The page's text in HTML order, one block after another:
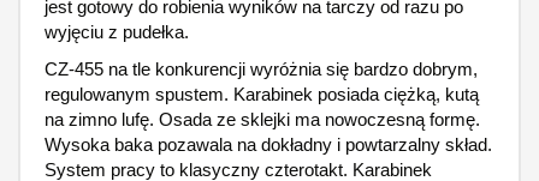
jest gotowy do robienia wyników na tarczy od razu po
wyjęciu z pudełka.
CZ-455 na tle konkurencji wyróżnia się bardzo dobrym,
regulowanym spustem. Karabinek posiada ciężką, kutą
na zimno lufę. Osada ze sklejki ma nowoczesną formę.
Wysoka baka pozawala na dokładny i powtarzalny skład.
System pracy to klasyczny czterotakt. Karabinek